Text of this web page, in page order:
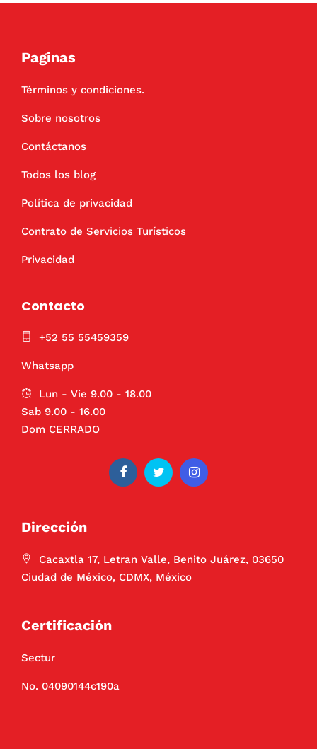
Paginas
Términos y condiciones.
Sobre nosotros
Contáctanos
Todos los blog
Política de privacidad
Contrato de Servicios Turísticos
Privacidad
Contacto
+52 55 55459359
Whatsapp
Lun - Vie 9.00 - 18.00
Sab 9.00 - 16.00
Dom CERRADO
Dirección
Cacaxtla 17, Letran Valle, Benito Juárez, 03650
Ciudad de México, CDMX, México
Certificación
Sectur
No. 04090144c190a